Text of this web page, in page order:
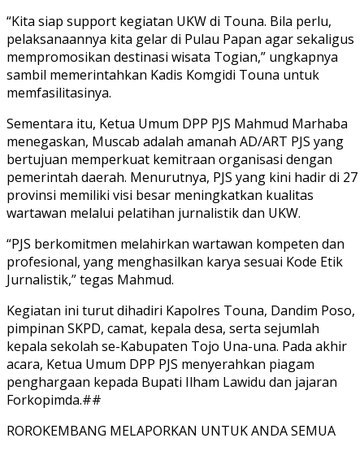
“Kita siap support kegiatan UKW di Touna. Bila perlu,
pelaksanaannya kita gelar di Pulau Papan agar sekaligus
mempromosikan destinasi wisata Togian,” ungkapnya
sambil memerintahkan Kadis Komgidi Touna untuk
memfasilitasinya.
Sementara itu, Ketua Umum DPP PJS Mahmud Marhaba
menegaskan, Muscab adalah amanah AD/ART PJS yang
bertujuan memperkuat kemitraan organisasi dengan
pemerintah daerah. Menurutnya, PJS yang kini hadir di 27
provinsi memiliki visi besar meningkatkan kualitas
wartawan melalui pelatihan jurnalistik dan UKW.
“PJS berkomitmen melahirkan wartawan kompeten dan
profesional, yang menghasilkan karya sesuai Kode Etik
Jurnalistik,” tegas Mahmud.
Kegiatan ini turut dihadiri Kapolres Touna, Dandim Poso,
pimpinan SKPD, camat, kepala desa, serta sejumlah
kepala sekolah se-Kabupaten Tojo Una-una. Pada akhir
acara, Ketua Umum DPP PJS menyerahkan piagam
penghargaan kepada Bupati Ilham Lawidu dan jajaran
Forkopimda.##
ROROKEMBANG MELAPORKAN UNTUK ANDA SEMUA